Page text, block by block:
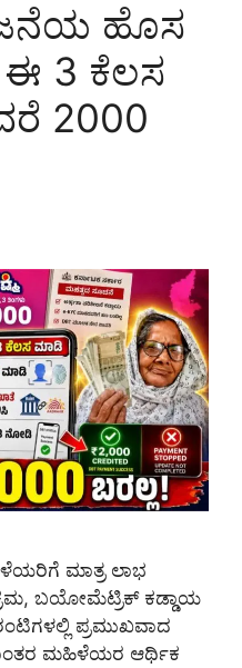
ಹೊಸ
ಈ 3 ಕೆಲಸ
2000
ಮಾತ್ರ ಲಾಭ
ಬಯೋಮೆಟ್ರಿಕ್ ಕಡ್ಡಾಯ
ಪ್ರಮುಖವಾದ
ಮಹಿಳೆಯರ ಆರ್ಥಿಕ